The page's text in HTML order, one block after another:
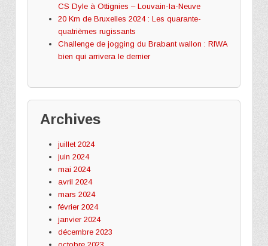
CS Dyle à Ottignies – Louvain-la-Neuve
20 Km de Bruxelles 2024 : Les quarante-
quatrièmes rugissants
Challenge de jogging du Brabant wallon : RIWA
bien qui arrivera le dernier
Archives
juillet 2024
juin 2024
mai 2024
avril 2024
mars 2024
février 2024
janvier 2024
décembre 2023